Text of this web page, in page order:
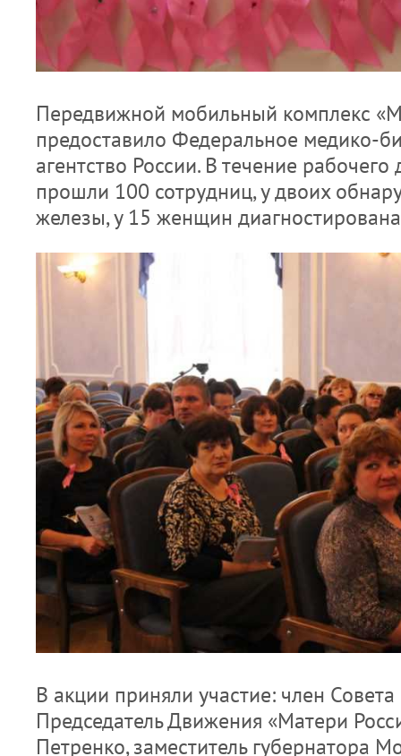
Передвижной мобильный комплекс
предоставило Федеральное медико-
агентство России. В течение
прошли 100 сотрудниц, у двоих
железы, у 15 женщин
В акции приняли участие: член
Председатель Движения «Матери
Петренко, заместитель губернатора